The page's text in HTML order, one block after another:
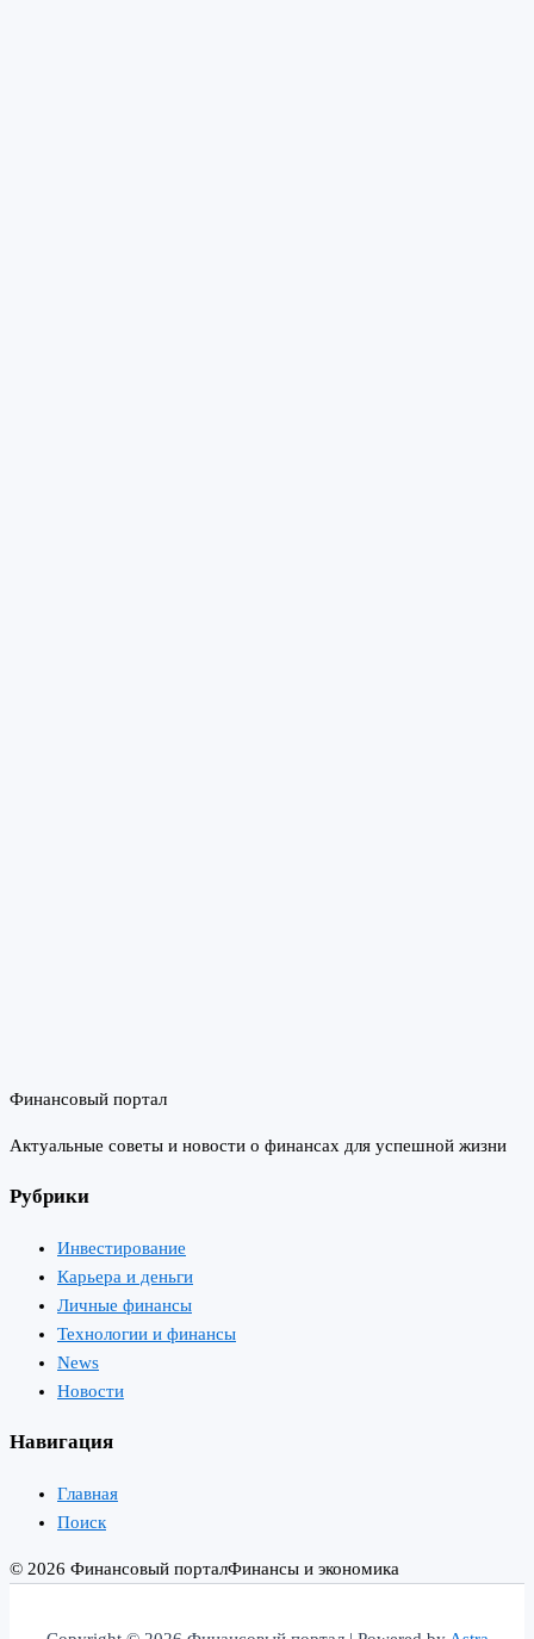
Финансовый портал
Актуальные советы и новости о финансах для успешной жизни
Рубрики
Инвестирование
Карьера и деньги
Личные финансы
Технологии и финансы
News
Новости
Навигация
Главная
Поиск
© 2026 Финансовый порталФинансы и экономика